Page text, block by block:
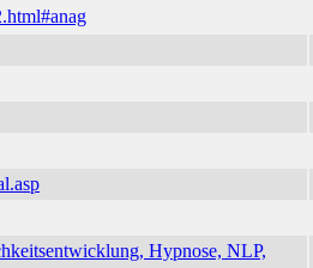
Hypnose, NLP,